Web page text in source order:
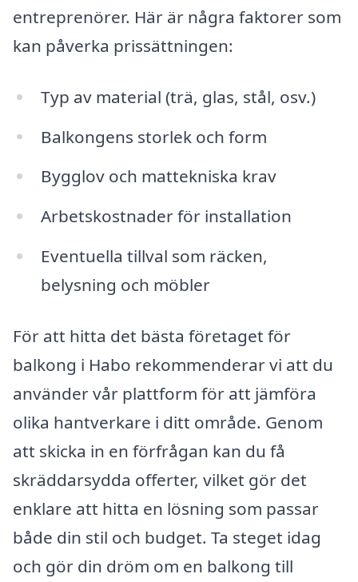
entreprenörer. Här är några faktorer som
kan påverka prissättningen:
Typ av material (trä, glas, stål, osv.)
Balkongens storlek och form
Bygglov och mattekniska krav
Arbetskostnader för installation
Eventuella tillval som räcken,
belysning och möbler
För att hitta det bästa företaget för
balkong i Habo rekommenderar vi att du
använder vår plattform för att jämföra
olika hantverkare i ditt område. Genom
att skicka in en förfrågan kan du få
skräddarsydda offerter, vilket gör det
enklare att hitta en lösning som passar
både din stil och budget. Ta steget idag
och gör din dröm om en balkong till